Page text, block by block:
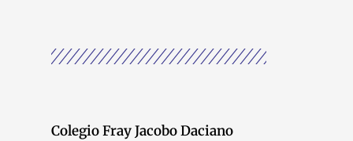
Colegio Fray Jacobo Daciano